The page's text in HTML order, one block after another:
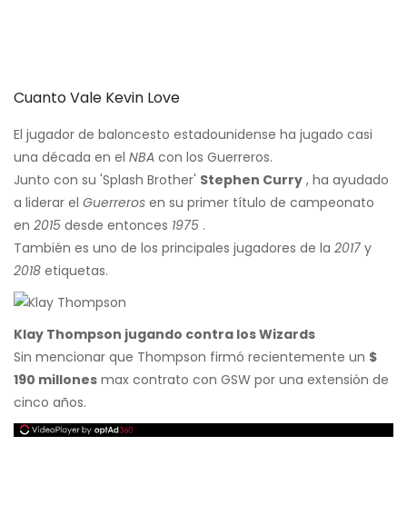
Cuanto Vale Kevin Love
El jugador de baloncesto estadounidense ha jugado casi
una década en el NBA con los Guerreros.
Junto con su 'Splash Brother' Stephen Curry , ha ayudado
a liderar el Guerreros en su primer título de campeonato
en 2015 desde entonces 1975 .
También es uno de los principales jugadores de la 2017 y
2018 etiquetas.
Klay Thompson jugando contra los Wizards
Sin mencionar que Thompson firmó recientemente un $
190 millones max contrato con GSW por una extensión de
cinco años.